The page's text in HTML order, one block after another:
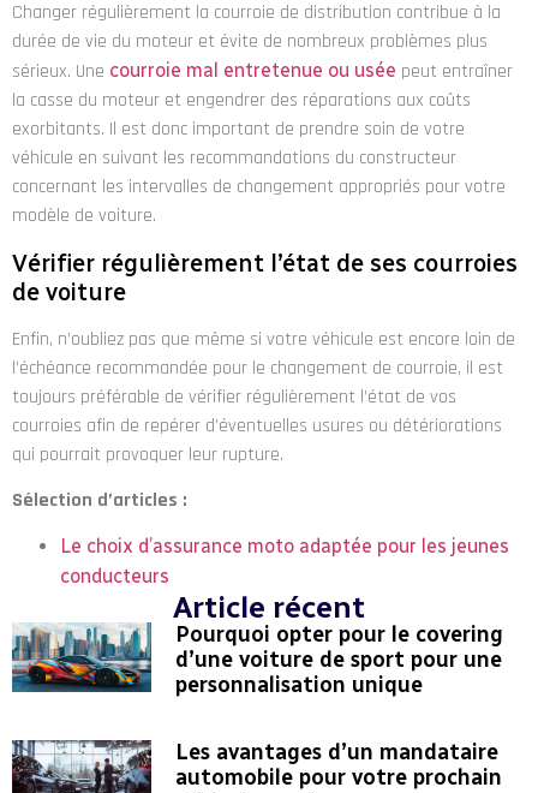
Article récent
Pourquoi opter pour le covering
d’une voiture de sport pour une
personnalisation unique
Les avantages d’un mandataire
automobile pour votre prochain
Changer régulièrement la courroie de distribution contribue à la
durée de vie du moteur et évite de nombreux problèmes plus
sérieux. Une courroie mal entretenue ou usée peut entraîner
la casse du moteur et engendrer des réparations aux coûts
exorbitants. Il est donc important de prendre soin de votre
véhicule en suivant les recommandations du constructeur
concernant les intervalles de changement appropriés pour votre
modèle de voiture.
Vérifier régulièrement l’état de ses courroies
de voiture
Enfin, n’oubliez pas que même si votre véhicule est encore loin de
l’échéance recommandée pour le changement de courroie, il est
toujours préférable de vérifier régulièrement l’état de vos
courroies afin de repérer d’éventuelles usures ou détériorations
qui pourrait provoquer leur rupture.
Sélection d’articles :
Le choix d’assurance moto adaptée pour les jeunes
conducteurs